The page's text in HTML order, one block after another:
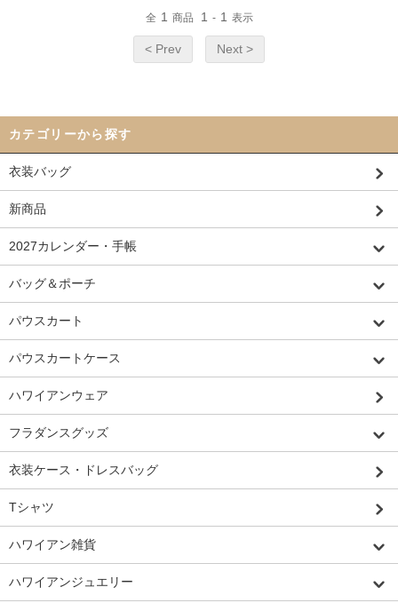
全 1 商品 1 - 1 表示
< Prev Next >
カテゴリーから探す
衣装バッグ
新商品
2027カレンダー・手帳
バッグ＆ポーチ
パウスカート
パウスカートケース
ハワイアンウェア
フラダンスグッズ
衣装ケース・ドレスバッグ
Tシャツ
ハワイアン雑貨
ハワイアンジュエリー